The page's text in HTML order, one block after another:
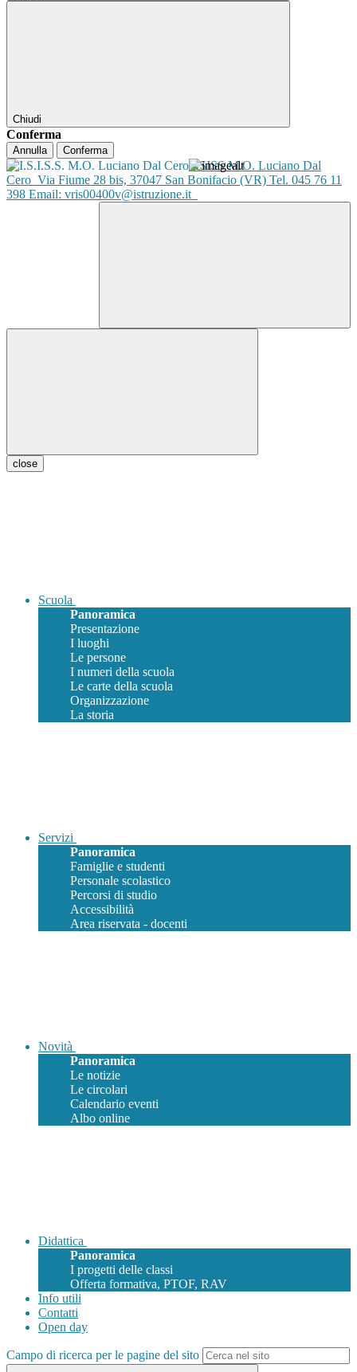
Chiudi
Conferma
Annulla Conferma
ISISS M.O. Luciano Dal
Cero Via Fiume 28 bis, 37047 San Bonifacio (VR) Tel. 045 76 11
398 Email: vris00400v@istruzione.it
close
Scuola
Panoramica
Presentazione
I luoghi
Le persone
I numeri della scuola
Le carte della scuola
Organizzazione
La storia
Servizi
Panoramica
Famiglie e studenti
Personale scolastico
Percorsi di studio
Accessibilità
Area riservata - docenti
Novità
Panoramica
Le notizie
Le circolari
Calendario eventi
Albo online
Didattica
Panoramica
I progetti delle classi
Offerta formativa, PTOF, RAV
Info utili
Contatti
Open day
Campo di ricerca per le pagine del sito